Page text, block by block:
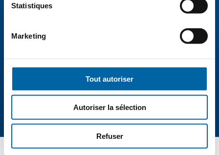
Statistiques
Marketing
Tout autoriser
Autoriser la sélection
Refuser